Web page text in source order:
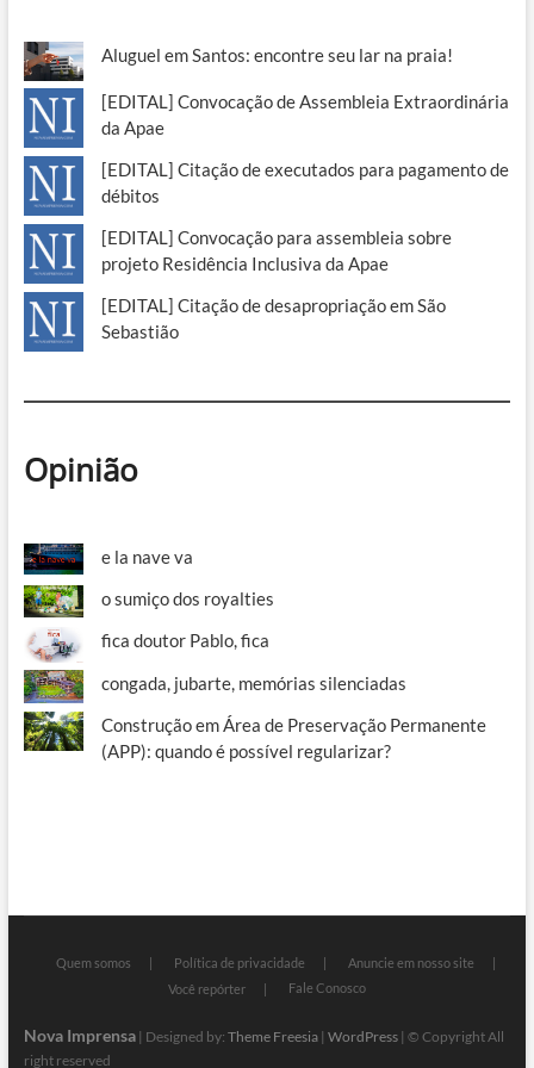
Aluguel em Santos: encontre seu lar na praia!
[EDITAL] Convocação de Assembleia Extraordinária
da Apae
[EDITAL] Citação de executados para pagamento de
débitos
[EDITAL] Convocação para assembleia sobre
projeto Residência Inclusiva da Apae
[EDITAL] Citação de desapropriação em São
Sebastião
Opinião
e la nave va
o sumiço dos royalties
fica doutor Pablo, fica
congada, jubarte, memórias silenciadas
Construção em Área de Preservação Permanente
(APP): quando é possível regularizar?
Quem somos Política de privacidade
Anuncie em nosso site
Você repórter
Fale Conosco
Nova Imprensa| Designed by: Theme Freesia| WordPress| © Copyright All
right reserved